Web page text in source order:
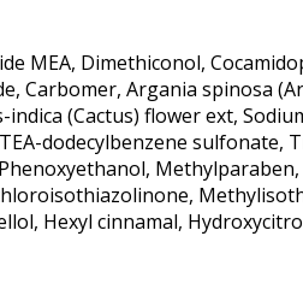
MEA, Dimethiconol,
Carbomer, Argania spinosa
(Cactus) flower ext,
dodecylbenzene
Hexyl cinnamal,